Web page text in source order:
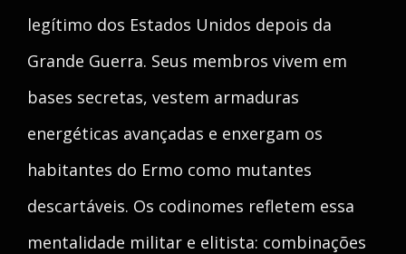
legítimo dos Estados Unidos depois da
Grande Guerra. Seus membros vivem em
bases secretas, vestem armaduras
energéticas avançadas e enxergam os
habitantes do Ermo como mutantes
descartáveis. Os codinomes refletem essa
mentalidade militar e elitista: combinações